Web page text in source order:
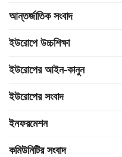
আন্তর্জাতিক সংবাদ
ইউরোপে উচ্চশিক্ষা
ইউরোপের আইন-কানুন
ইউরোপের সংবাদ
ইনফরমেশন
কমিউনিটির সংবাদ